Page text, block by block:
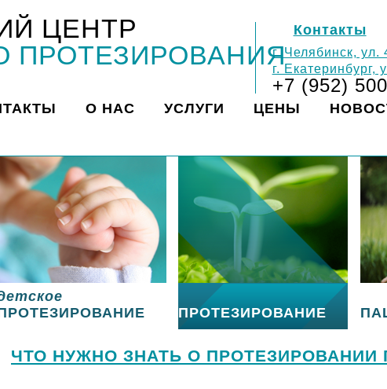
ЦЕНТР
ПРОТЕЗИРОВАНИЯ
Контакты
г. Челябинск, ул.
г.
+7 (952)
О НАС УСЛУГИ ЦЕНЫ
ПРОТЕЗИРОВАНИЕ
ЧТО НУЖНО ЗНАТЬ О ПРОТЕЗИРОВАНИИ